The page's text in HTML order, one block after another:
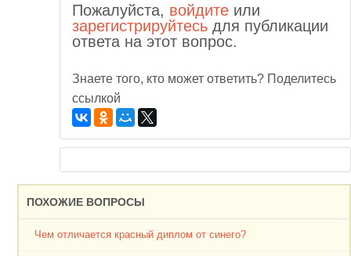
Пожалуйста, войдите или
зарегистрируйтесь для публикации
ответа на этот вопрос.
Знаете того, кто может ответить? Поделитесь
ссылкой
ПОХОЖИЕ ВОПРОСЫ
Чем отличается красный диплом от синего?